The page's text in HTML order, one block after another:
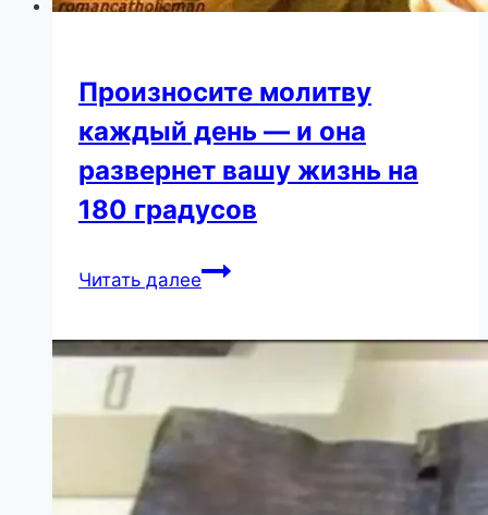
Произносите молитву
каждый день — и она
развернет вашу жизнь на
180 градусов
Читать далееПроизносите
день
и